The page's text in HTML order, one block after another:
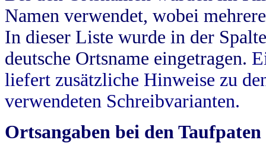
Namen verwendet, wobei
In dieser Liste wurde in der
deutsche Ortsname eingetragen.
liefert zusätzliche Hinweise zu
verwendeten Schreibvarianten.
Ortsangaben bei den Taufpaten